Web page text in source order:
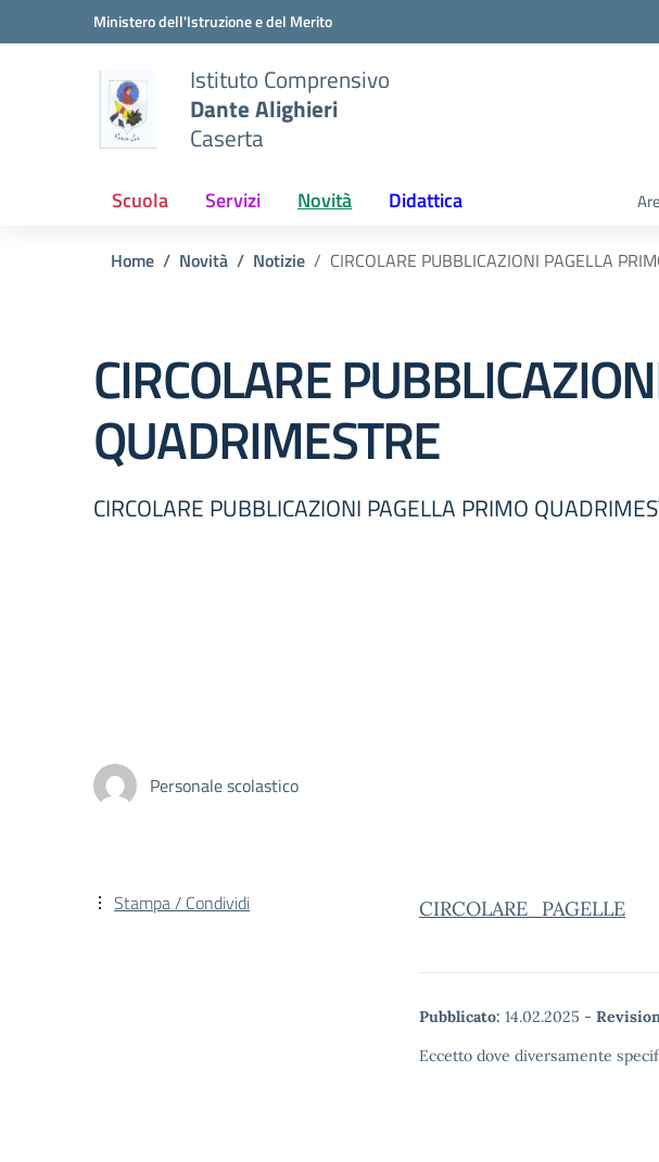
Vai ai contenuti
Vai al menu di navigazioneMinistero dell'Istruzione e del Merito
Istituto Comprensivo
Dante Alighieri
Caserta
Scuola Servizi Novità Didattica
Home Novità Notizie CIRCOLARE PUBBLICAZIONI PAGELLA
CIRCOLARE
QUADRIMESTRE
CIRCOLARE PUBBLICAZIONI PAGELLA PRIMO
Personale scolastico
CIRCOLARE_PAGELLE
Pubblicato: 14.02.2025 -
Eccetto dove diversamente
Stampa / Condividi